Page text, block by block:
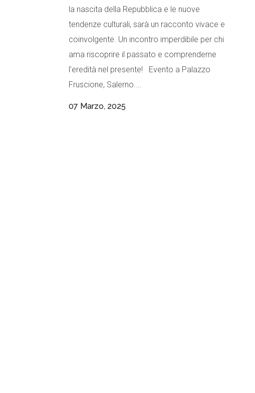
la nascita della Repubblica e le nuove
tendenze culturali, sarà un racconto vivace e
coinvolgente. Un incontro imperdibile per chi
ama riscoprire il passato e comprenderne
l’eredità nel presente! Evento a Palazzo
Fruscione, Salerno....
07 Marzo, 2025